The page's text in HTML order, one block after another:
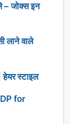
जोक्स इन
लाने वाले
स्टाइल
for